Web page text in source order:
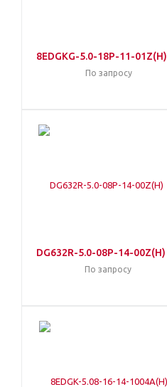
8EDGKG-5.0-18P-11-01Z(H)
По запросу
DG632R-5.0-08P-14-00Z(H)
По запросу